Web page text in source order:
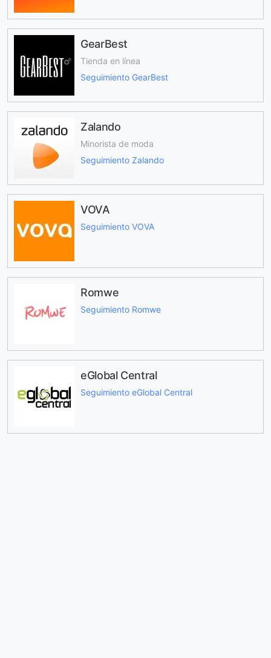
GearBest
Tienda en línea
Seguimiento GearBest
Zalando
Minorista de moda
Seguimiento Zalando
VOVA
Seguimiento VOVA
Romwe
Seguimiento Romwe
eGlobal Central
Seguimiento eGlobal Central